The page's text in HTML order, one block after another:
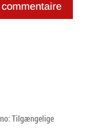
Tilgængelige